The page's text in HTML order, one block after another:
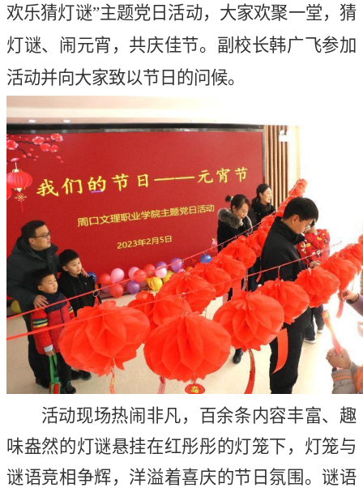
欢乐猜灯谜”主题党日活动，大家欢聚一堂，猜
灯谜、闹元宵，共庆佳节。副校长韩广飞参加
活动并向大家致以节日的问候。
活动现场热闹非凡，百余条内容丰富、趣
味盎然的灯谜悬挂在红彤彤的灯笼下，灯笼与
谜语竞相争辉，洋溢着喜庆的节日氛围。谜语